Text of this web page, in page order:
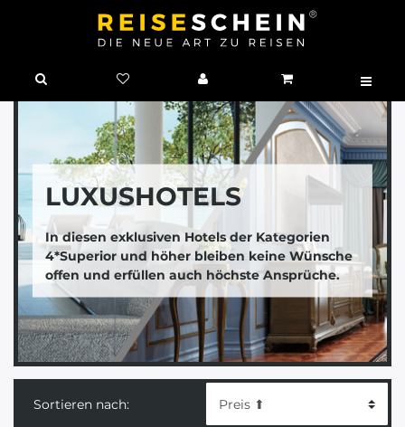
LUXUSHOTELS
In diesen exklusiven Hotels der Kategorien
4*Superior und höher bleiben keine Wünsche
offen und erfüllen auch höchste Ansprüche.
Sortieren nach: